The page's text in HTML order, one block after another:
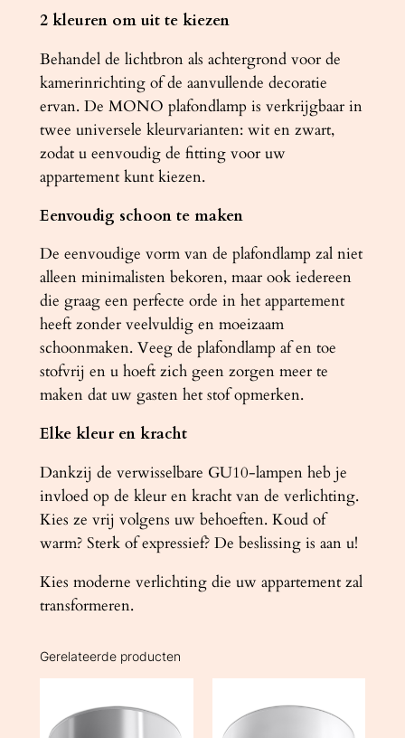
2 kleuren om uit te kiezen
Behandel de lichtbron als achtergrond voor de
kamerinrichting of de aanvullende decoratie
ervan. De MONO plafondlamp is verkrijgbaar in
twee universele kleurvarianten: wit en zwart,
zodat u eenvoudig de fitting voor uw
appartement kunt kiezen.
Eenvoudig schoon te maken
De eenvoudige vorm van de plafondlamp zal niet
alleen minimalisten bekoren, maar ook iedereen
die graag een perfecte orde in het appartement
heeft zonder veelvuldig en moeizaam
schoonmaken. Veeg de plafondlamp af en toe
stofvrij en u hoeft zich geen zorgen meer te
maken dat uw gasten het stof opmerken.
Elke kleur en kracht
Dankzij de verwisselbare GU10-lampen heb je
invloed op de kleur en kracht van de verlichting.
Kies ze vrij volgens uw behoeften. Koud of
warm? Sterk of expressief? De beslissing is aan u!
Kies moderne verlichting die uw appartement zal
transformeren.
Gerelateerde producten